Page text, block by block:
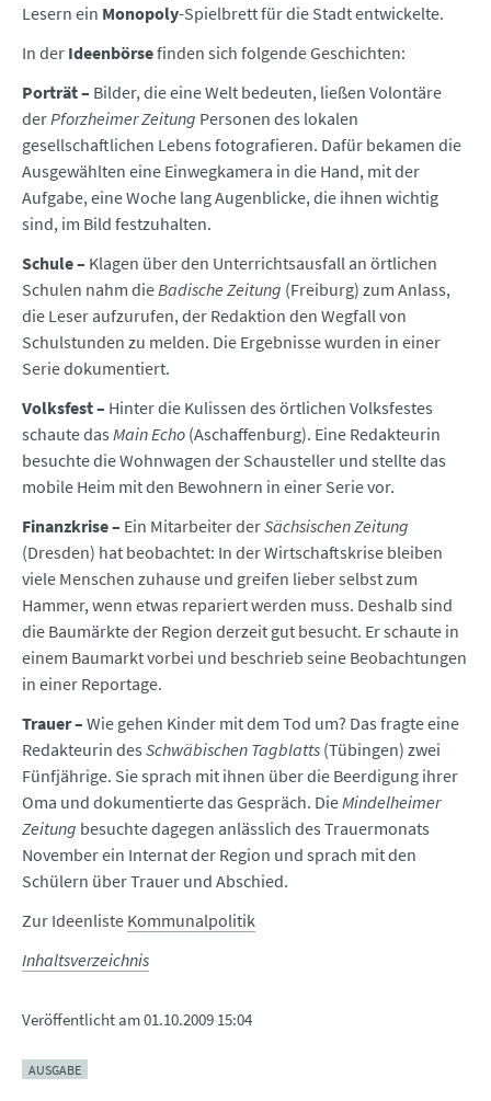
Lesern ein Monopoly-Spielbrett für die Stadt entwickelte.
In der Ideenbörsefinden sich folgende Geschichten:
Porträt – Bilder, die eine Welt bedeuten, ließen Volontäre
derPforzheimer Zeitung Personen des lokalen
gesellschaftlichen Lebens fotografieren. Dafür bekamen die
Ausgewählten eine Einwegkamera in die Hand, mit der
Aufgabe, eine Woche lang Augenblicke, die ihnen wichtig
sind, im Bild festzuhalten.
Schule – Klagen über den Unterrichtsausfall an örtlichen
Schulen nahm dieBadische Zeitung (Freiburg) zum Anlass,
die Leser aufzurufen, der Redaktion den Wegfall von
Schulstunden zu melden. Die Ergebnisse wurden in einer
Serie dokumentiert.
Volksfest – Hinter die Kulissen des örtlichen Volksfestes
schaute das Main Echo (Aschaffenburg). Eine Redakteurin
besuchte die Wohnwagen der Schausteller und stellte das
mobile Heim mit den Bewohnern in einer Serie vor.
Finanzkrise – Ein Mitarbeiter derSächsischen Zeitung
(Dresden) hat beobachtet: In der Wirtschaftskrise bleiben
viele Menschen zuhause und greifen lieber selbst zum
Hammer, wenn etwas repariert werden muss. Deshalb sind
die Baumärkte der Region derzeit gut besucht. Er schaute in
einem Baumarkt vorbei und beschrieb seine Beobachtungen
in einer Reportage.
Trauer – Wie gehen Kinder mit dem Tod um? Das fragte eine
Redakteurin des Schwäbischen Tagblatts (Tübingen) zwei
Fünfjährige. Sie sprach mit ihnen über die Beerdigung ihrer
Oma und dokumentierte das Gespräch. DieMindelheimer
Zeitung besuchte dagegen anlässlich des Trauermonats
November ein Internat der Region und sprach mit den
Schülern über Trauer und Abschied.
Zur Ideenliste Kommunalpolitik
Inhaltsverzeichnis
Veröffentlicht am01.10.2009 15:04
AUSGABE